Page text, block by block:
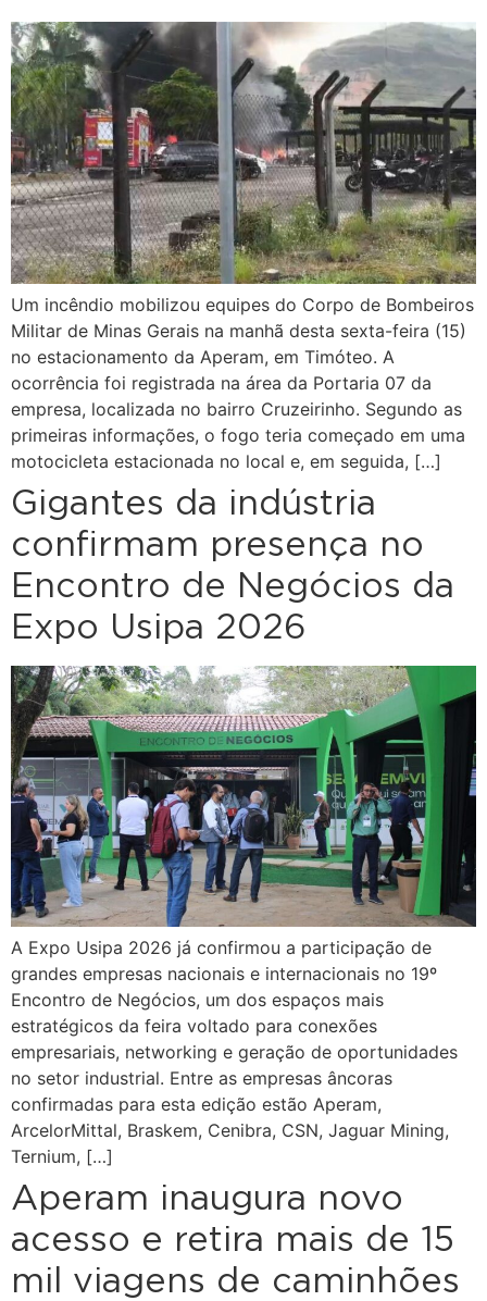
Um incêndio mobilizou equipes do Corpo de Bombeiros
Militar de Minas Gerais na manhã desta sexta-feira (15)
no estacionamento da Aperam, em Timóteo. A
ocorrência foi registrada na área da Portaria 07 da
empresa, localizada no bairro Cruzeirinho. Segundo as
primeiras informações, o fogo teria começado em uma
motocicleta estacionada no local e, em seguida, […]
Gigantes da indústria
confirmam presença no
Encontro de Negócios da
Expo Usipa 2026
A Expo Usipa 2026 já confirmou a participação de
grandes empresas nacionais e internacionais no 19º
Encontro de Negócios, um dos espaços mais
estratégicos da feira voltado para conexões
empresariais, networking e geração de oportunidades
no setor industrial. Entre as empresas âncoras
confirmadas para esta edição estão Aperam,
ArcelorMittal, Braskem, Cenibra, CSN, Jaguar Mining,
Ternium, […]
Aperam inaugura novo
acesso e retira mais de 15
mil viagens de caminhões